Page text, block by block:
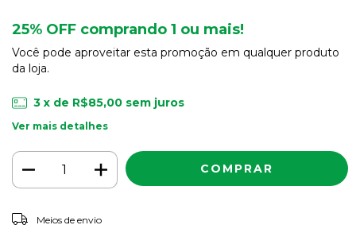
25% OFF comprando 1 ou mais!
Você pode aproveitar esta promoção em qualquer produto
da loja.
3 x de R$85,00 sem juros
Ver mais detalhes
Entregas para o CEP:
Meios de envio